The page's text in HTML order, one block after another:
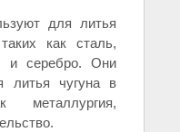
для литья
как сталь,
и серебро. Они
литья чугуна в
металлургия,